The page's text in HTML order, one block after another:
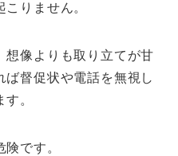
りません。
想像よりも取り立てが甘
ば督促状や電話を無視し
。
です。